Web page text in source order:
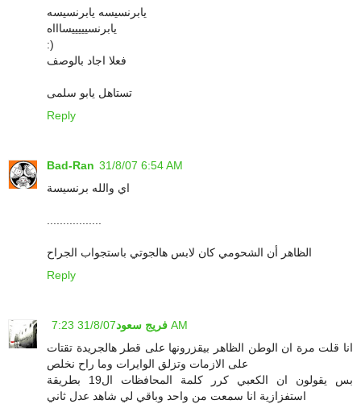
يابرنسيسه يابرنسيسه
يابرنسيييييساااه
:)
فعلا اجاد بالوصف
تستاهل يابو سلمى
Reply
Bad-Ran 31/8/07 6:54 AM
اي والله برنسيسة
.................
الظاهر أن الشحومي كان لابس هالجوتي باستجواب الجراح
Reply
فريج سعود 31/8/07 7:23 AM
انا قلت مرة ان الوطن الظاهر بيقزرونها على قطر هالجريدة تقتات
على الازمات وتزلق الوايرات وما راح نخلص
بس يقولون ان الكعبي كرر كلمة المحافظات ال19 بطريقة
استفزازية انا سمعت من واحد وباقي لي شاهد عدل ثاني